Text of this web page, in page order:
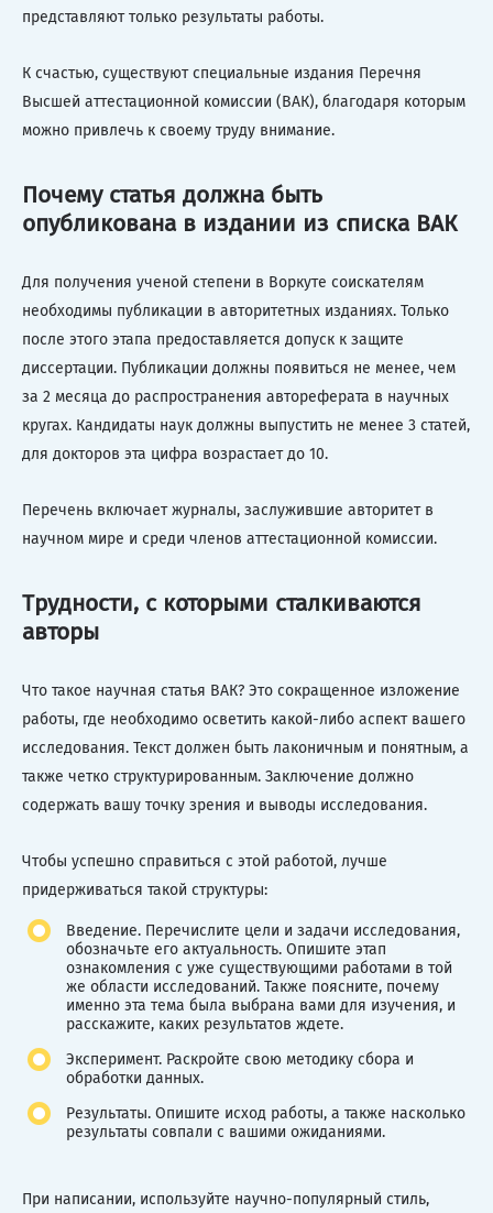
представляют только результаты работы.
К счастью, существуют специальные издания Перечня
Высшей аттестационной комиссии (ВАК), благодаря которым
можно привлечь к своему труду внимание.
Почему статья должна быть
опубликована в издании из списка ВАК
Для получения ученой степени в Воркуте соискателям
необходимы публикации в авторитетных изданиях. Только
после этого этапа предоставляется допуск к защите
диссертации. Публикации должны появиться не менее, чем
за 2 месяца до распространения автореферата в научных
кругах. Кандидаты наук должны выпустить не менее 3 статей,
для докторов эта цифра возрастает до 10.
Перечень включает журналы, заслужившие авторитет в
научном мире и среди членов аттестационной комиссии.
Трудности, с которыми сталкиваются
авторы
Что такое научная статья ВАК? Это сокращенное изложение
работы, где необходимо осветить какой-либо аспект вашего
исследования. Текст должен быть лаконичным и понятным, а
также четко структурированным. Заключение должно
содержать вашу точку зрения и выводы исследования.
Чтобы успешно справиться с этой работой, лучше
придерживаться такой структуры:
Введение. Перечислите цели и задачи исследования,
обозначьте его актуальность. Опишите этап
ознакомления с уже существующими работами в той
же области исследований. Также поясните, почему
именно эта тема была выбрана вами для изучения, и
расскажите, каких результатов ждете.
Эксперимент. Раскройте свою методику сбора и
обработки данных.
Результаты. Опишите исход работы, а также насколько
результаты совпали с вашими ожиданиями.
При написании, используйте научно-популярный стиль,